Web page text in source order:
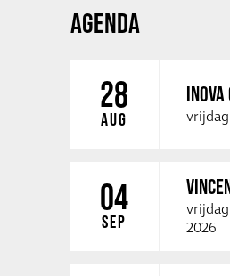
AGENDA
28
AUG
INOVA
04
SEP
2026